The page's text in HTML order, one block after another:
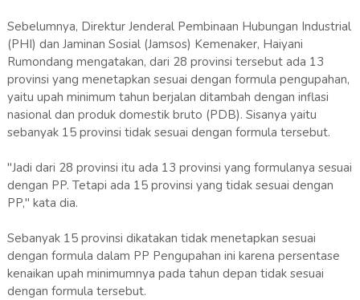
Sebelumnya, Direktur Jenderal Pembinaan Hubungan Industrial
(PHI) dan Jaminan Sosial (Jamsos) Kemenaker, Haiyani
Rumondang mengatakan, dari 28 provinsi tersebut ada 13
provinsi yang menetapkan sesuai dengan formula pengupahan,
yaitu upah minimum tahun berjalan ditambah dengan inflasi
nasional dan produk domestik bruto (PDB). Sisanya yaitu
sebanyak 15 provinsi tidak sesuai dengan formula tersebut.
"Jadi dari 28 provinsi itu ada 13 provinsi yang formulanya sesuai
dengan PP. Tetapi ada 15 provinsi yang tidak sesuai dengan
PP," kata dia.
Sebanyak 15 provinsi dikatakan tidak menetapkan sesuai
dengan formula dalam PP Pengupahan ini karena persentase
kenaikan upah minimumnya pada tahun depan tidak sesuai
dengan formula tersebut.